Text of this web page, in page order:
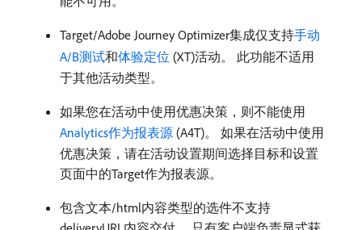
Target/Adobe Journey Optimizer集成仅支持手动
A/B测试和体验定位 (XT)活动。 此功能不适用
于其他活动类型。
如果您在活动中使用优惠决策，则不能使用
Analytics作为报表源 (A4T)。 如果在活动中使用
优惠决策，请在活动设置期间选择目标和设置
页面中的Target作为报表源。
包含文本/html内容类型的选件不支持